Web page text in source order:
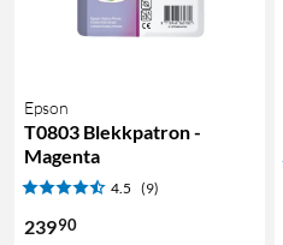
Epson
T0803 Blekkpatron -
Magenta
4.5 (9)
23990